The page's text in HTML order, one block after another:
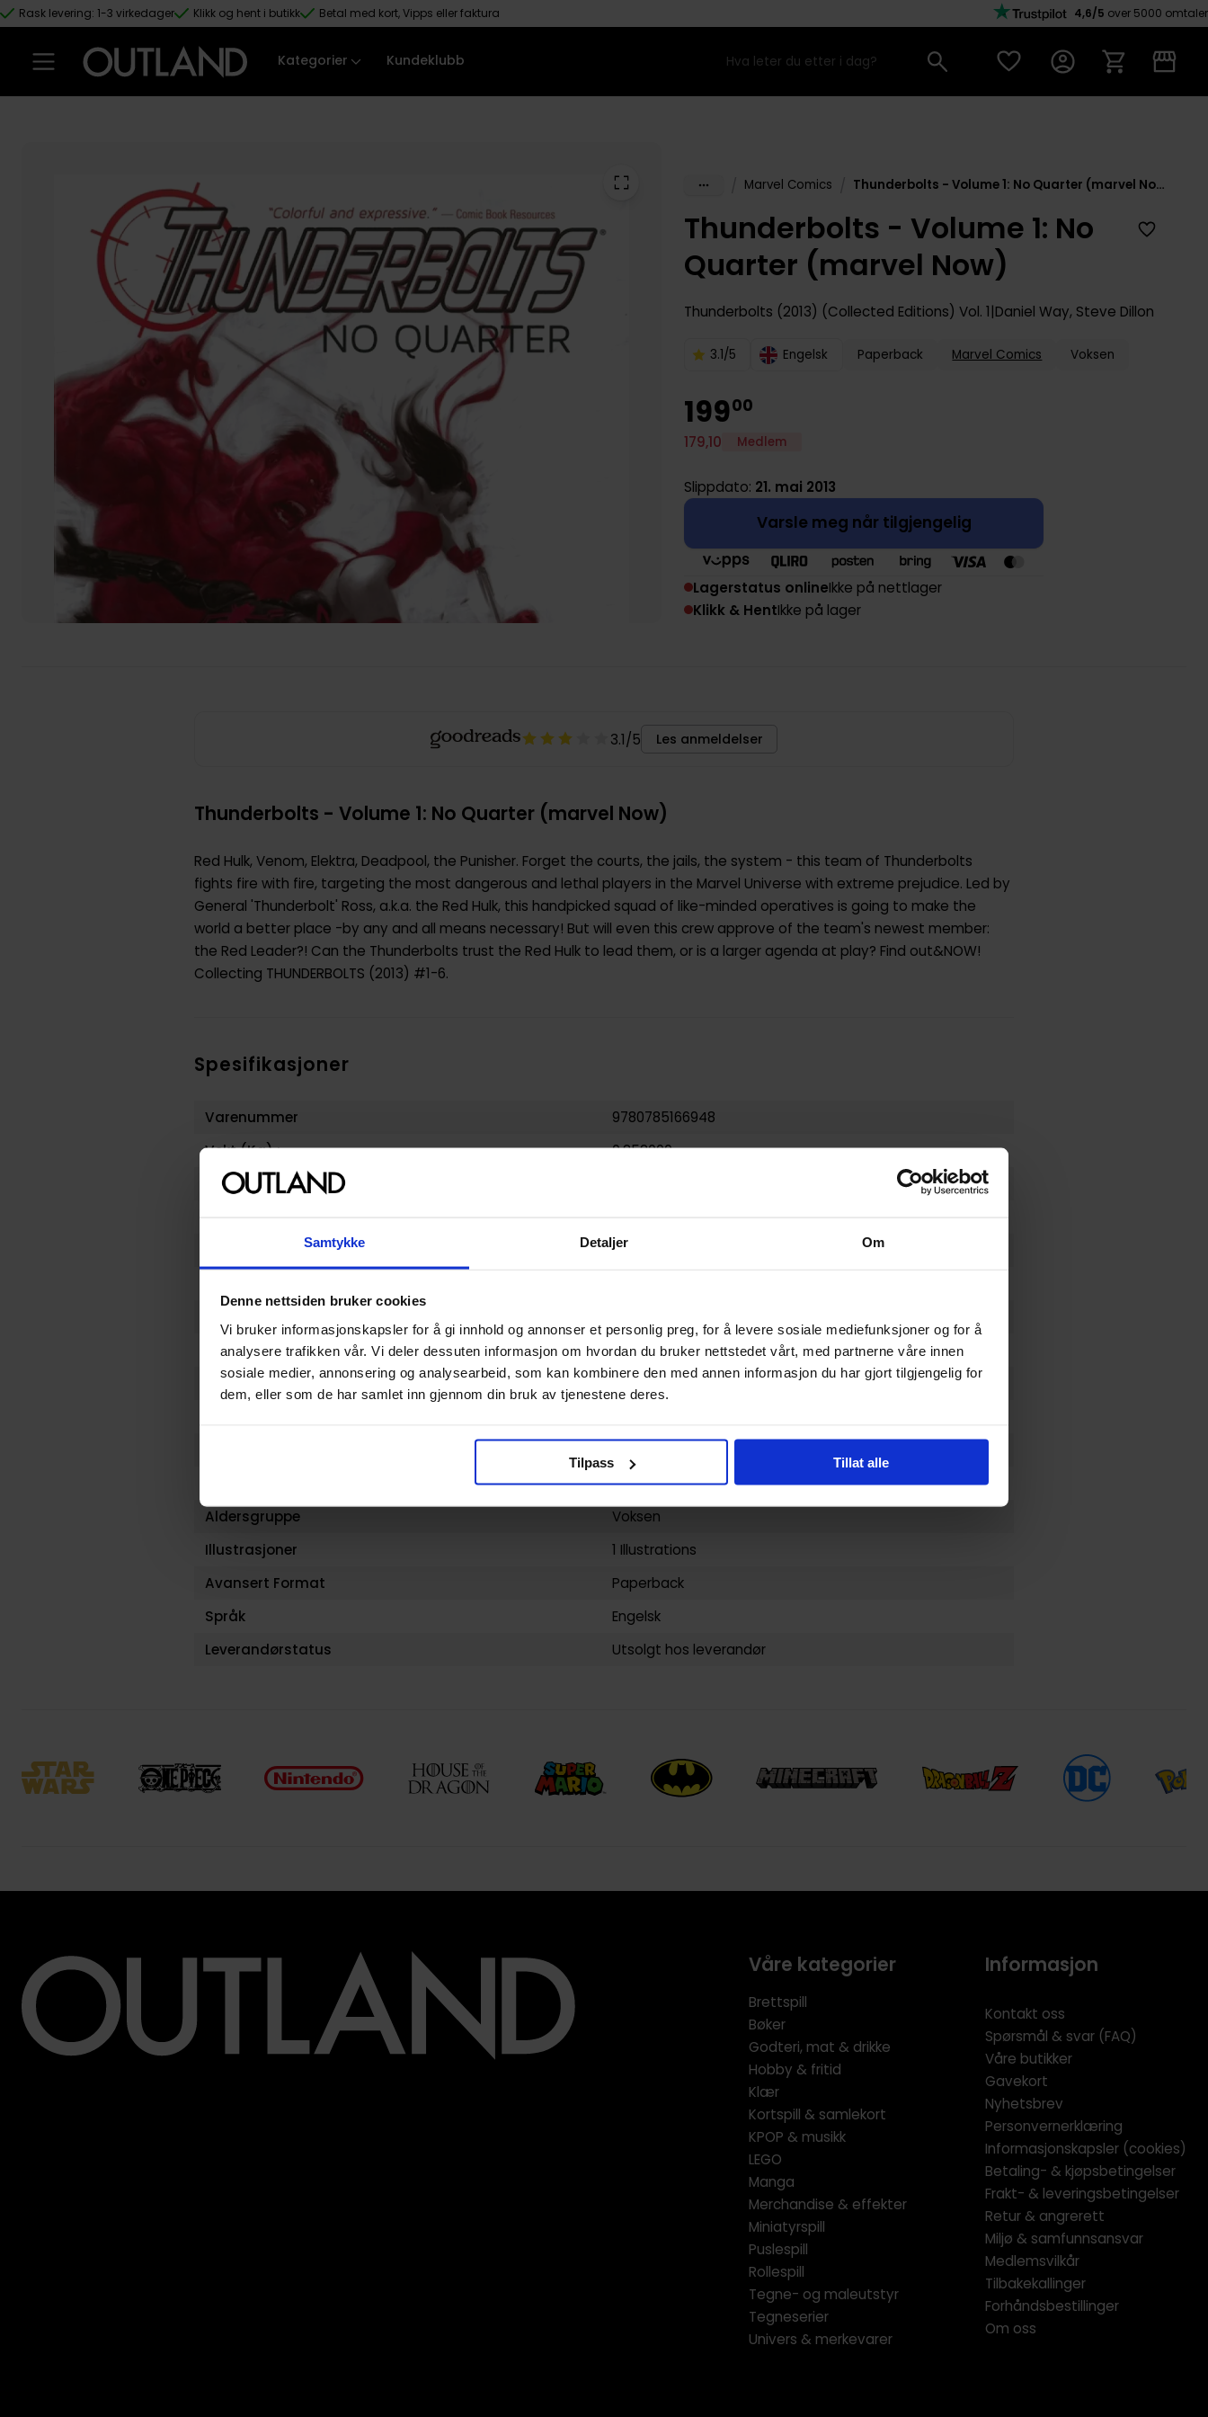
Samtykke Detaljer Om
Denne nettsiden bruker cookies
Vi bruker informasjonskapsler for å gi innhold og annonser et personlig preg, for å levere sosiale mediefunksjoner og for å
analysere trafikken vår. Vi deler dessuten informasjon om hvordan du bruker nettstedet vårt, med partnerne våre innen
sosiale medier, annonsering og analysearbeid, som kan kombinere den med annen informasjon du har gjort tilgjengelig for
dem, eller som de har samlet inn gjennom din bruk av tjenestene deres.
Tilpass Tillat alle
Hopp til hovedinnhold
Rask levering: 1-3 virkedager Klikk og hent i butikk Betal med kort, Vipps eller faktura 4,6/5 over 5000 omtaler
Kategorier Kundeklubb
Marvel Comics Thunderbolts - Volume 1: No Quarter (marvel Now)
Thunderbolts - Volume 1: No
Quarter (marvel Now)
Thunderbolts (2013) (Collected Editions) Vol. 1 Daniel Way, Steve Dillon
3.1/5 Engelsk Paperback Marvel Comics Voksen
19900
179,10 Medlem
Slippdato: 21. mai 2013
Varsle meg når tilgjengelig
Lagerstatus onlineIkke på nettlager
Klikk & HentIkke på lager
3.1/5 Les anmeldelser
Thunderbolts - Volume 1: No Quarter (marvel Now)
Red Hulk, Venom, Elektra, Deadpool, the Punisher. Forget the courts, the jails, the system - this team of Thunderbolts
fights fire with fire, targeting the most dangerous and lethal players in the Marvel Universe with extreme prejudice. Led by
General 'Thunderbolt' Ross, a.k.a. the Red Hulk, this handpicked squad of like-minded operatives is going to make the
world a better place -by any and all means necessary! But will even this crew approve of the team's newest member:
the Red Leader?! Can the Thunderbolts trust the Red Hulk to lead them, or is a larger agenda at play? Find out&NOW!
Collecting THUNDERBOLTS (2013) #1-6.
Spesifikasjoner
Varenummer
9780785166948
Vekt (Kg) :
0.252000
Opprinnelsesland :
Thunderbolts (2013) (Collected Editions)
Illustratør
Steve Dillon
Antall Sider
136
1
Aldersgruppe
Voksen
Illustrasjoner
1 Illustrations
Avansert Format
Paperback
Språk
Engelsk
Leverandørstatus
Utsolgt hos leverandør
Våre kategorier
Brettspill
Bøker
Godteri, mat & drikke
Hobby & fritid
Klær
Kortspill & samlekort
KPOP & musikk
LEGO
Manga
Merchandise & effekter
Miniatyrspill
Puslespill
Rollespill
Tegne- og maleutstyr
Tegneserier
Univers & merkevarer
Informasjon
Kontakt oss
Spørsmål & svar (FAQ)
Våre butikker
Gavekort
Nyhetsbrev
Personvernerklæring
Informasjonskapsler (cookies)
Betaling- & kjøpsbetingelser
Frakt- & leveringsbetingelser
Retur & angrerett
Miljø & samfunnsansvar
Medlemsvilkår
Tilbakekallinger
Forhåndsbestillinger
Om oss